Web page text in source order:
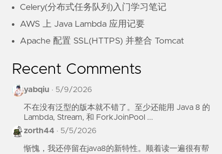
Celery(分布式任务队列)入门学习笔记
AWS 上 Java Lambda 应用记要
Apache 配置 SSL(HTTPS) 并整合 Tomcat
Recent Comments
yabqiu · 5/9/2026
不在没有泛型的版本就不错了。至少还能用 Java 8 的
Lambda, Stream, 和 ForkJoinPool ...
zorth44 · 5/5/2026
惭愧，我还停留在java8的新特性。顺着读一遍很有帮